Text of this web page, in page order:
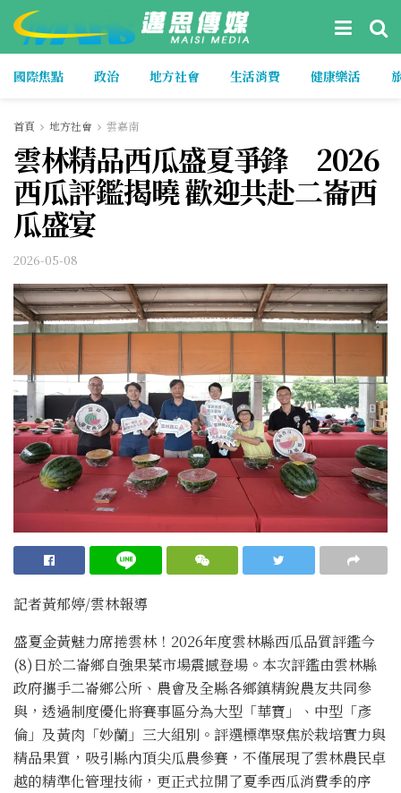
國際焦點 政治 地方社會 生活消費 健康樂活
首頁 地方社會 雲嘉南
雲林精品西瓜盛夏爭鋒 2026
西瓜評鑑揭曉 歡迎共赴二崙西
瓜盛宴
2026-05-08
記者黃郁婷/雲林報導
盛夏金黃魅力席捲雲林！2026年度雲林縣西瓜品質評鑑今
(8)日於二崙鄉自強果菜市場震撼登場。本次評鑑由雲林縣
政府攜手二崙鄉公所、農會及全縣各鄉鎮精銳農友共同參
與，透過制度優化將賽事區分為大型「華寶」、中型「彥
倫」及黃肉「妙蘭」三大組別。評選標準聚焦於栽培實力與
精品果質，吸引縣內頂尖瓜農參賽，不僅展現了雲林農民卓
越的精準化管理技術，更正式拉開了夏季西瓜消費季的序